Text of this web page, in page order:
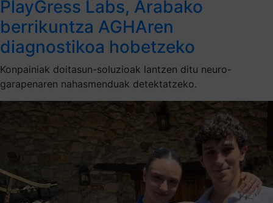
PlayGress Labs, Arabako
berrikuntza AGHAren
diagnostikoa hobetzeko
Konpainiak doitasun-soluzioak lantzen ditu neuro-
garapenaren nahasmenduak detektatzeko.